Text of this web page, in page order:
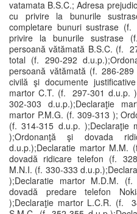
vatamata B.S.C.; Adresa
cu privire la bunurile
completare bunuri sustrase
privire la bunurile sustrase
persoană vătămată B.S.C. (f.
total (f. 290-292
persoană vătămată (f. 286-
civilă şi documente
martor C.T. (f. 297-301 d.u.p.
302-303 d.u.p.);Declaraţie
martor P.M.G. (f. 309-313 );
(f. 314-315 d.u.p. );Declaraţie
);Ordonanţă şi dovada
d.u.p.);Declaratie martor M.M.
dovadă ridicare telefon (f.
M.N.I. (f. 330-333
);Declaratie martor M.D.M.
dovadă predare telefon
);Declaraţie martor L.C.R. (f.